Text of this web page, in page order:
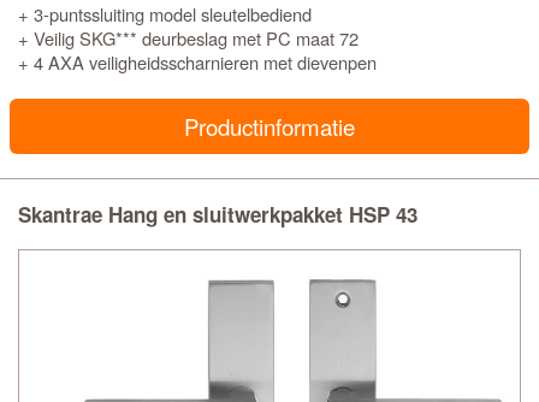
+ 3-puntssluiting model sleutelbediend
+ Veilig SKG*** deurbeslag met PC maat 72
+ 4 AXA veiligheidsscharnieren met dievenpen
Productinformatie
Skantrae Hang en sluitwerkpakket HSP 43